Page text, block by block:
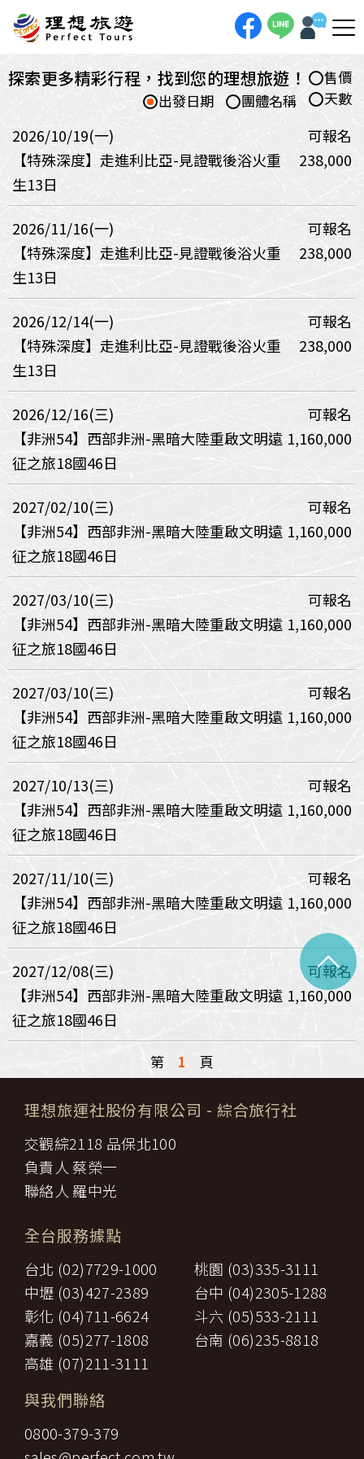
探索更多精彩行程，找到您的理想旅遊！
售價
天數
團體名稱
出發日期
2026/10/19(一)
可報名
【特殊深度】走進利比亞-見證戰後浴火重
生13日
238,000
2026/11/16(一)
可報名
【特殊深度】走進利比亞-見證戰後浴火重
生13日
238,000
2026/12/14(一)
可報名
【特殊深度】走進利比亞-見證戰後浴火重
生13日
238,000
2026/12/16(三)
可報名
【非洲54】西部非洲-黑暗大陸重啟文明遠
征之旅18國46日
1,160,000
2027/02/10(三)
可報名
【非洲54】西部非洲-黑暗大陸重啟文明遠
征之旅18國46日
1,160,000
2027/03/10(三)
可報名
【非洲54】西部非洲-黑暗大陸重啟文明遠
征之旅18國46日
1,160,000
2027/03/10(三)
可報名
【非洲54】西部非洲-黑暗大陸重啟文明遠
征之旅18國46日
1,160,000
2027/10/13(三)
可報名
【非洲54】西部非洲-黑暗大陸重啟文明遠
征之旅18國46日
1,160,000
2027/11/10(三)
可報名
【非洲54】西部非洲-黑暗大陸重啟文明遠
征之旅18國46日
1,160,000
2027/12/08(三)
可報名
【非洲54】西部非洲-黑暗大陸重啟文明遠
征之旅18國46日
1,160,000
第 1 頁
理想旅運社股份有限公司 - 綜合旅行社
交觀綜2118 品保北100
負責人 蔡榮一
聯絡人 羅中光
全台服務據點
台北 (02)7729-1000
桃園 (03)335-3111
中壢 (03)427-2389
台中 (04)2305-1288
彰化 (04)711-6624
斗六 (05)533-2111
嘉義 (05)277-1808
台南 (06)235-8818
高雄 (07)211-3111
與我們聯絡
0800-379-379
^